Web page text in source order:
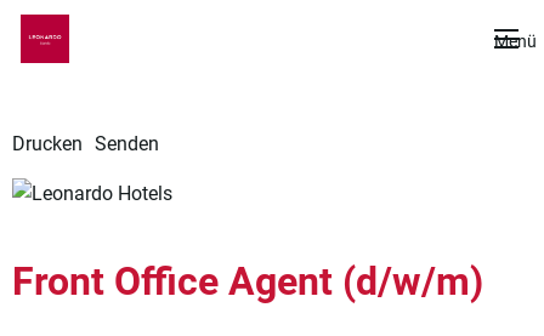
Menü
Drucken Senden
Front Office Agent (d/w/m)